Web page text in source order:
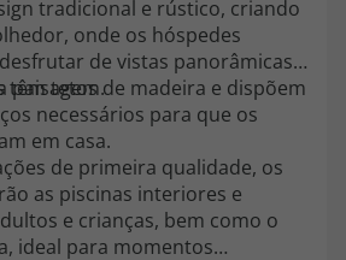
tradicional e rústico, criando
onde os hóspedes
de vistas panorâmicas
paisagem.
têm tetos de madeira e dispõem
necessários para que os
em casa.
de primeira qualidade, os
as piscinas interiores e
e crianças, bem como o
ideal para momentos